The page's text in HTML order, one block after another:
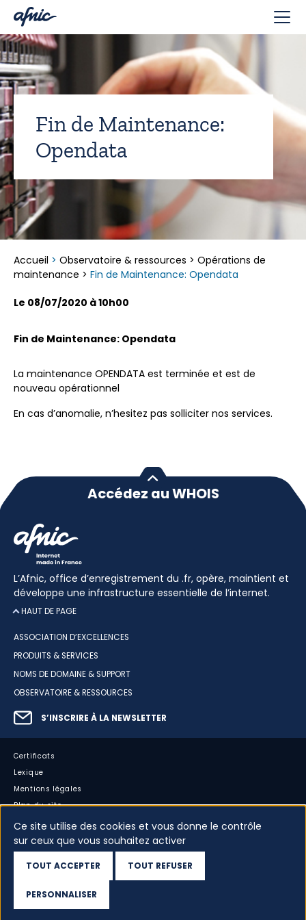
Fin de Maintenance:
Opendata
Accueil > Observatoire & ressources > Opérations de
maintenance > Fin de Maintenance: Opendata
Le 08/07/2020 à 10h00
Fin de Maintenance: Opendata
La maintenance OPENDATA est terminée et est de
nouveau opérationnel
En cas d’anomalie, n’hesitez pas solliciter nos services.
Accédez au WHOIS
L’Afnic, office d’enregistrement du .fr, opère, maintient et
développe une infrastructure essentielle de l’internet.
HAUT DE PAGE
ASSOCIATION D’EXCELLENCES
PRODUITS & SERVICES
NOMS DE DOMAINE & SUPPORT
OBSERVATOIRE & RESSOURCES
S’INSCRIRE À LA NEWSLETTER
Certificats
Lexique
Mentions légales
Plan du site
Accessibilité : partiellement conforme
Cookies
Dispositif d’alerte
Panneau de gestion des cookies
Ce site utilise des cookies et vous donne le contrôle
sur ceux que vous souhaitez activer
TOUT ACCEPTER TOUT REFUSER
PERSONNALISER